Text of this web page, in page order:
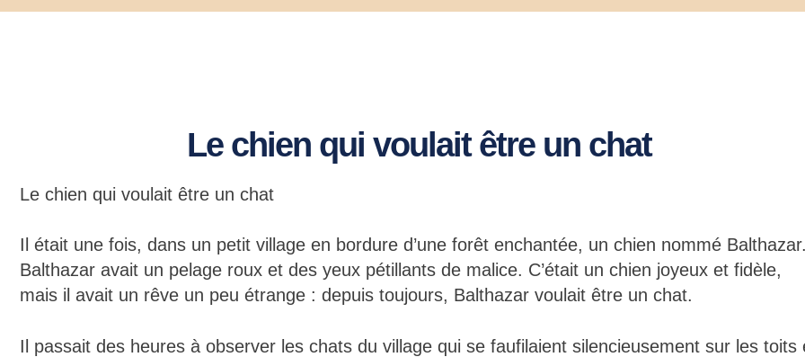
Le chien qui voulait être un chat
Le chien qui voulait être un chat
Il était une fois, dans un petit village en bordure d’une forêt enchantée, un chien nommé
Balthazar avait un pelage roux et des yeux pétillants de malice. C’était un chien joyeux et fidèle,
mais il avait un rêve un peu étrange : depuis toujours, Balthazar voulait être un chat.
Il passait des heures à observer les chats du village qui se faufilaient silencieusement sur les toits